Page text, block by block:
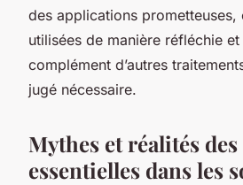
des applications prometteuses,
utilisées de manière réfléchie
complément d’autres
jugé nécessaire.
Mythes et réalités
essentielles dans les